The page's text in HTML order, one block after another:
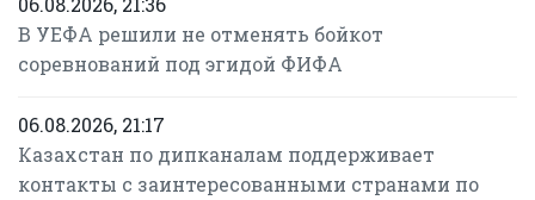
В УЕФА решили не отменять бойкот
соревнований под эгидой ФИФА
06.08.2026, 21:17
Казахстан по дипканалам поддерживает
контакты с заинтересованными странами по